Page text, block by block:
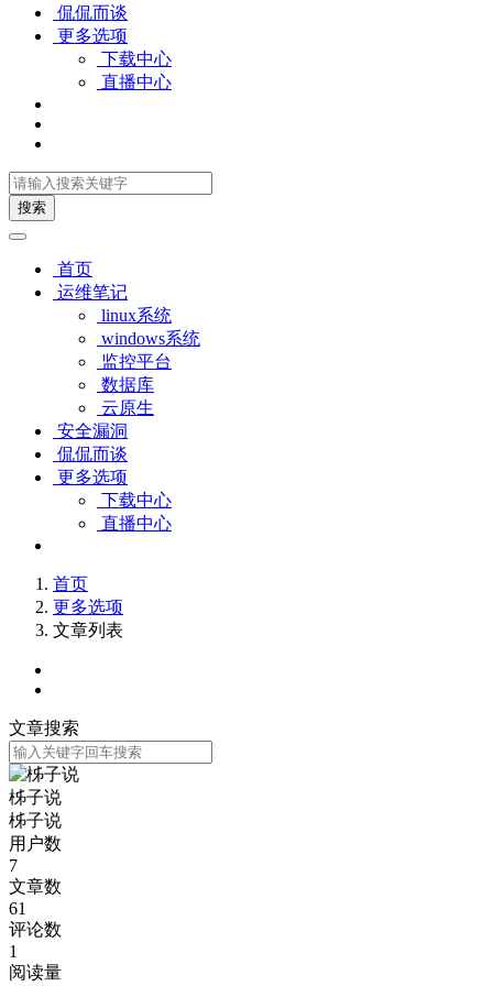
侃侃而谈
更多选项
下载中心
直播中心
搜索
首页
运维笔记
linux系统
windows系统
监控平台
数据库
云原生
安全漏洞
侃侃而谈
更多选项
下载中心
直播中心
首页
更多选项
文章列表
文章搜索
柹子说
柹子说
用户数
7
文章数
61
评论数
1
阅读量